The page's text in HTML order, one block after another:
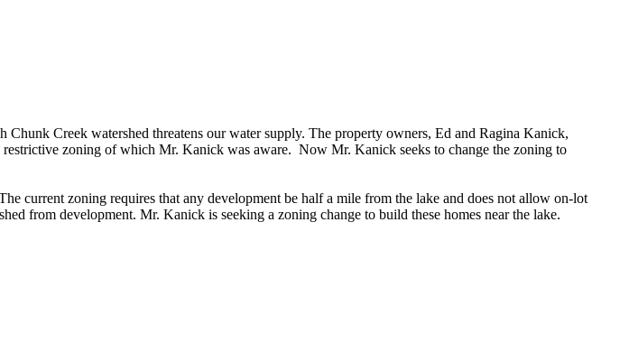
Creek watershed threatens our water supply. The property owners, Ed and Ragina Kanick,
restrictive zoning of which Mr. Kanick was aware. Now Mr. Kanick seeks to change the zoning to
current zoning requires that any development be half a mile from the lake and does not allow on-lot
from development. Mr. Kanick is seeking a zoning change to build these homes near the lake.